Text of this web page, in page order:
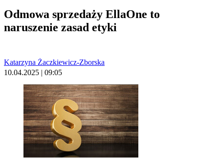
Odmowa sprzedaży EllaOne to
naruszenie zasad etyki
Katarzyna Żaczkiewicz-Zborska
10.04.2025 | 09:05